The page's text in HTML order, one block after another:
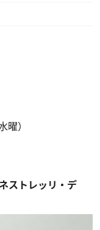
）
ストレッリ・デ